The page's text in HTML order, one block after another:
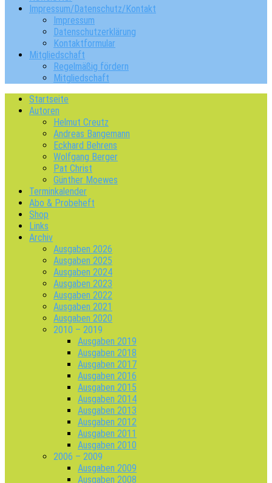
Impressum/Datenschutz/Kontakt
Impressum
Datenschutzerklärung
Kontaktformular
Mitgliedschaft
Regelmäßig fördern
Mitgliedschaft
Startseite
Autoren
Helmut Creutz
Andreas Bangemann
Eckhard Behrens
Wolfgang Berger
Pat Christ
Günther Moewes
Terminkalender
Abo & Probeheft
Shop
Links
Archiv
Ausgaben 2026
Ausgaben 2025
Ausgaben 2024
Ausgaben 2023
Ausgaben 2022
Ausgaben 2021
Ausgaben 2020
2010 – 2019
Ausgaben 2019
Ausgaben 2018
Ausgaben 2017
Ausgaben 2016
Ausgaben 2015
Ausgaben 2014
Ausgaben 2013
Ausgaben 2012
Ausgaben 2011
Ausgaben 2010
2006 – 2009
Ausgaben 2009
Ausgaben 2008